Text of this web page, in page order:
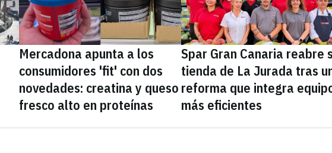
Mercadona apunta a los
consumidores 'fit' con dos
novedades: creatina y queso
fresco alto en proteínas
Spar Gran Canaria reabre
tienda de La Jurada tras
reforma que integra
más eficientes